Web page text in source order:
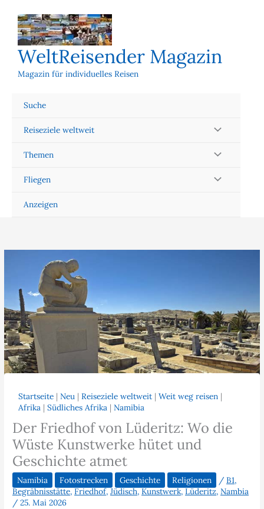
Inhalt
springen
WeltReisender Magazin
Magazin für individuelles Reisen
Suche
Reiseziele weltweit
Themen
Fliegen
Anzeigen
Startseite |Neu |Reiseziele weltweit |Weit weg reisen |
Afrika |Südliches Afrika |Namibia
Der Friedhof von Lüderitz: Wo die
Wüste Kunstwerke hütet und
Geschichte atmet
Namibia Fotostrecken Geschichte Religionen /B1,
Begräbnisstätte,Friedhof,Jüdisch,Kunstwerk,Lüderitz,Nambia
/25. Mai 2026